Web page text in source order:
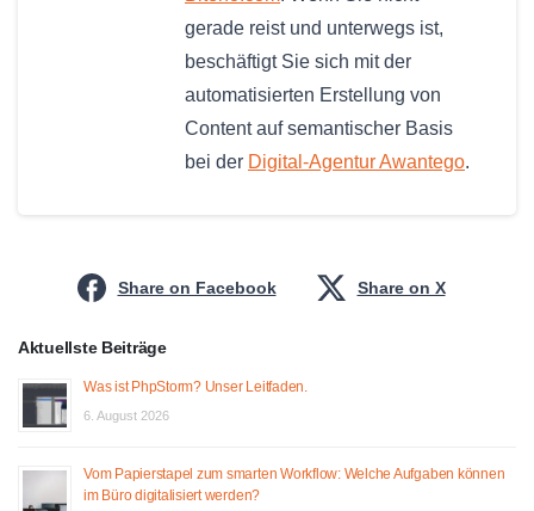
gerade reist und unterwegs ist,
beschäftigt Sie sich mit der
automatisierten Erstellung von
Content auf semantischer Basis
bei der Digital-Agentur Awantego.
Share on Facebook Share on X
Aktuellste Beiträge
Was ist PhpStorm? Unser Leitfaden.
6. August 2026
Vom Papierstapel zum smarten Workflow: Welche Aufgaben können
im Büro digitalisiert werden?